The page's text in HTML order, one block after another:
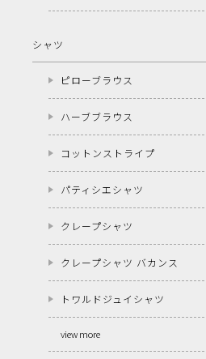
シャツ
ピローブラウス
ハーブブラウス
コットンストライプ
パティシエシャツ
クレープシャツ
クレープシャツ バカンス
トワルドジュイシャツ
view more